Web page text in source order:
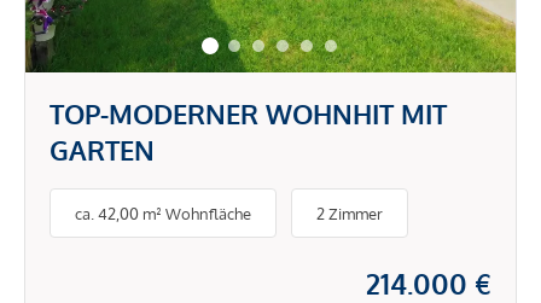
TOP-MODERNER WOHNHIT MIT
GARTEN
ca. 42,00 m² Wohnfläche 2 Zimmer
214.000 €